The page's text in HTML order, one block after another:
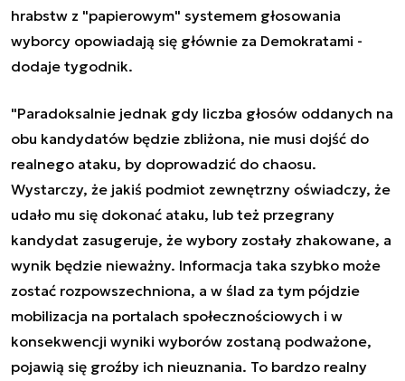
hrabstw z "papierowym" systemem głosowania
wyborcy opowiadają się głównie za Demokratami -
dodaje tygodnik.
"Paradoksalnie jednak gdy liczba głosów oddanych na
obu kandydatów będzie zbliżona, nie musi dojść do
realnego ataku, by doprowadzić do chaosu.
Wystarczy, że jakiś podmiot zewnętrzny oświadczy, że
udało mu się dokonać ataku, lub też przegrany
kandydat zasugeruje, że wybory zostały zhakowane, a
wynik będzie nieważny. Informacja taka szybko może
zostać rozpowszechniona, a w ślad za tym pójdzie
mobilizacja na portalach społecznościowych i w
konsekwencji wyniki wyborów zostaną podważone,
pojawią się groźby ich nieuznania. To bardzo realny